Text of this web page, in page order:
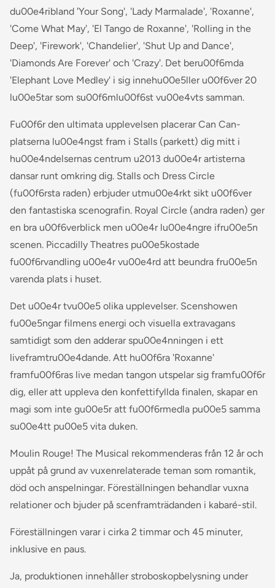
du00e4ribland 'Your Song', 'Lady Marmalade', 'Roxanne',
'Come What May', 'El Tango de Roxanne', 'Rolling in the
Deep', 'Firework', 'Chandelier', 'Shut Up and Dance',
'Diamonds Are Forever' och 'Crazy'. Det beru00f6mda
'Elephant Love Medley' i sig innehu00e5ller u00f6ver 20
lu00e5tar som su00f6mlu00f6st vu00e4vts samman.
Fu00f6r den ultimata upplevelsen placerar Can Can-
platserna lu00e4ngst fram i Stalls (parkett) dig mitt i
hu00e4ndelsernas centrum u2013 du00e4r artisterna
dansar runt omkring dig. Stalls och Dress Circle
(fu00f6rsta raden) erbjuder utmu00e4rkt sikt u00f6ver
den fantastiska scenografin. Royal Circle (andra raden) ger
en bra u00f6verblick men u00e4r lu00e4ngre ifru00e5n
scenen. Piccadilly Theatres pu00e5kostade
fu00f6rvandling u00e4r vu00e4rd att beundra fru00e5n
varenda plats i huset.
Det u00e4r tvu00e5 olika upplevelser. Scenshowen
fu00e5ngar filmens energi och visuella extravagans
samtidigt som den adderar spu00e4nningen i ett
liveframtru00e4dande. Att hu00f6ra 'Roxanne'
framfu00f6ras live medan tangon utspelar sig framfu00f6r
dig, eller att uppleva den konfettifyllda finalen, skapar en
magi som inte gu00e5r att fu00f6rmedla pu00e5 samma
su00e4tt pu00e5 vita duken.
Moulin Rouge! The Musical rekommenderas från 12 år och
uppåt på grund av vuxenrelaterade teman som romantik,
död och anspelningar. Föreställningen behandlar vuxna
relationer och bjuder på scenframträdanden i kabaré-stil.
Föreställningen varar i cirka 2 timmar och 45 minuter,
inklusive en paus.
Ja, produktionen innehåller stroboskopbelysning under